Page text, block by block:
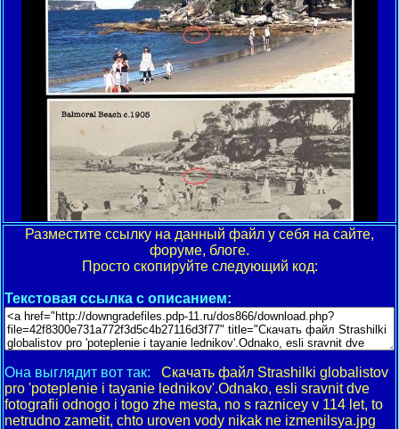
Разместите ссылку на данный файл у себя на сайте,
форуме, блоге.
Просто скопируйте следующий код:
Текстовая ссылка с описанием:
Она выглядит вот так: Скачать файл Strashilki globalistov
pro 'poteplenie i tayanie lednikov'.Odnako, esli sravnit dve
fotografii odnogo i togo zhe mesta, no s raznicey v 114 let, to
netrudno zametit, chto uroven vody nikak ne izmenilsya.jpg